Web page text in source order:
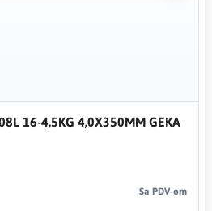
16-4,5KG 4,0X350MM GEKA
Sa PDV-om